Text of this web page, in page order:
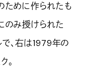
ために作られたも
のみ授けられた
、右は1979年の
。